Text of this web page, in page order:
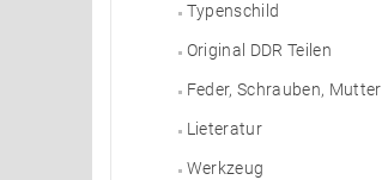
Typenschild
Original DDR Teilen
Feder, Schrauben, Mutter
Lieteratur
Werkzeug